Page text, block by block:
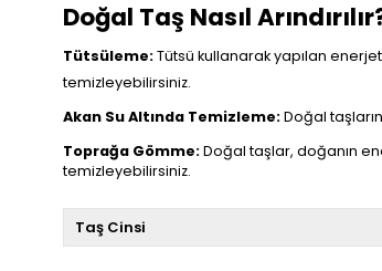
Doğal Taş Nasıl
Tütsüleme:Tütsü kullanarak yapılan
temizleyebilirsiniz.
Akan Su Altında Temizleme:Doğal
Toprağa Gömme:Doğal taşlar, doğanın
temizleyebilirsiniz.
Taş Cinsi